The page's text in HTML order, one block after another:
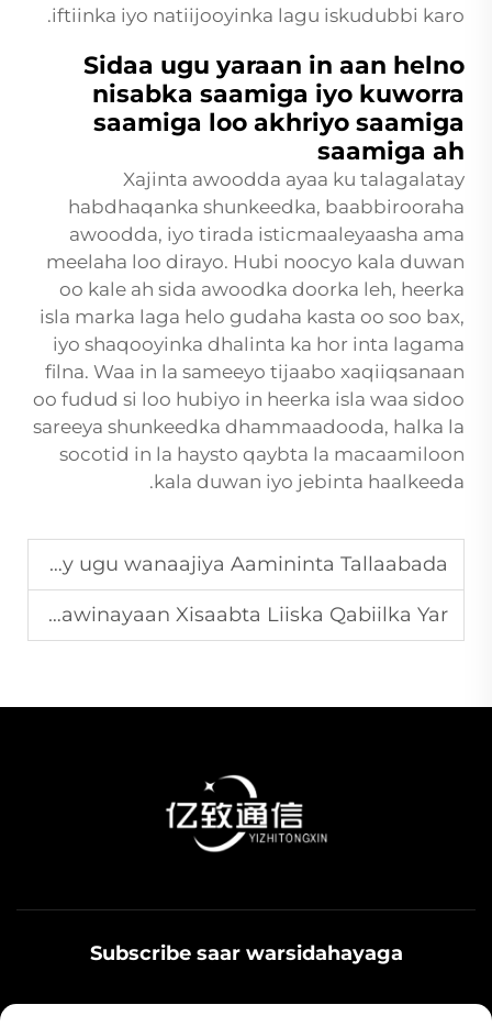
iftiinka iyo natiijooyinka lagu iskudubbi karo.
Sidaa ugu yaraan in aan helno
nisabka saamiga iyo kuworra
saamiga loo akhriyo saamiga
saamiga ah
Xajinta awoodda ayaa ku talagalatay
habdhaqanka shunkeedka, baabbirooraha
awoodda, iyo tirada isticmaaleyaasha ama
meelaha loo dirayo. Hubi noocyo kala duwan
oo kale ah sida awoodka doorka leh, heerka
isla marka laga helo gudaha kasta oo soo bax,
iyo shaqooyinka dhalinta ka hor inta lagama
filna. Waa in la sameeyo tijaabo xaqiiqsanaan
oo fudud si loo hubiyo in heerka isla waa sidoo
sareeya shunkeedka dhammaadooda, halka la
socotid in la haysto qaybta la macaamiloon
kala duwan iyo jebinta haalkeeda.
Waa maxay PLC Optical Fiber Barrel, Sidee ay ugu wanaajiya Aamininta Tallaabada?
Sida Barreelaha Liiska Qabiilka PLC ay ka caawinayaan Xisaabta Liiska Qabiilka Yar?
Subscribe saar warsidahayaga